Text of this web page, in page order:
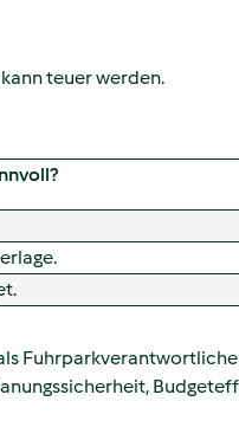
teuer werden.